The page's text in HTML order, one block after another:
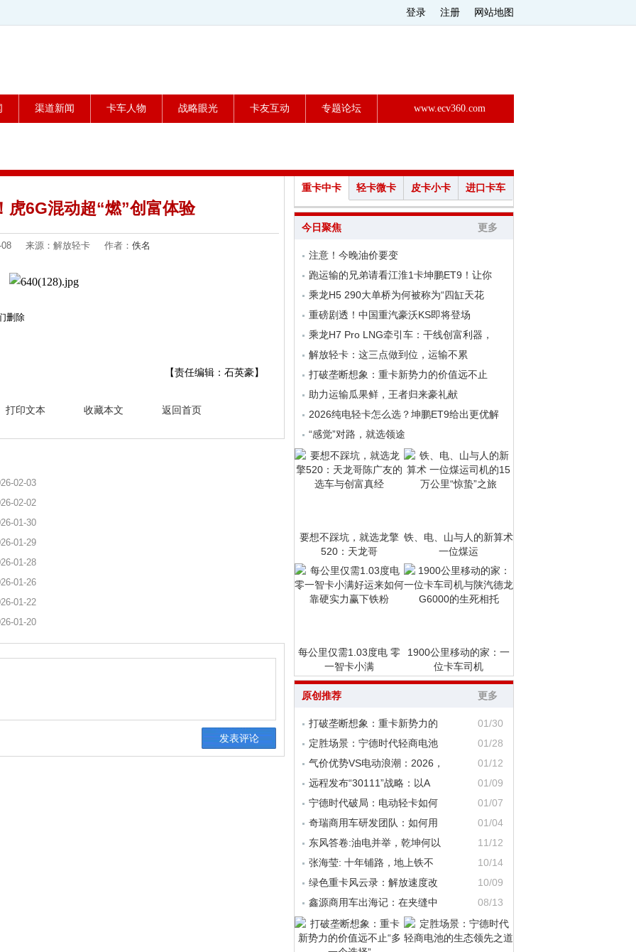
登录 注册 网站地图
渠道新闻 卡车人物 战略眼光 卡友互动 专题论坛 www.ecv360.com
虎6G混动超“燃”创富体验
08 来源：解放轻卡 作者： 佚名
删除
【责任编辑：石英豪】
打印文本 收藏本文 返回首页
02-03
02-02
01-30
01-29
01-28
01-26
01-22
01-20
重卡中卡 轻卡微卡 皮卡小卡 进口卡车
今日聚焦 更多
注意！今晚油价要变
跑运输的兄弟请看江淮1卡坤鹏ET9！让你
乘龙H5 290大单桥为何被称为“四缸天花
重磅剧透！中国重汽豪沃KS即将登场
乘龙H7 Pro LNG牵引车：干线创富利器，
解放轻卡：这三点做到位，运输不累
打破垄断想象：重卡新势力的价值远不止
助力运输瓜果鲜，王者归来豪礼献
2026纯电轻卡怎么选？坤鹏ET9给出更优解
“感觉”对路，就选领途
要想不踩坑，就选龙擎
520：天龙哥
铁、电、山与人的新算术
一位煤运
每公里仅需1.03度电 零
一智卡小满
1900公里移动的家：一
位卡车司机
原创推荐 更多
打破垄断想象：重卡新势力的
01/30
定胜场景：宁德时代轻商电池
01/28
气价优势VS电动浪潮：2026，
01/12
远程发布“30111”战略：以A
01/09
宁德时代破局：电动轻卡如何
01/07
奇瑞商用车研发团队：如何用
01/04
东风答卷:油电并举，乾坤何以
11/12
张海莹: 十年铺路，地上铁不
10/14
绿色重卡风云录：解放速度改
10/09
鑫源商用车出海记：在夹缝中
08/13